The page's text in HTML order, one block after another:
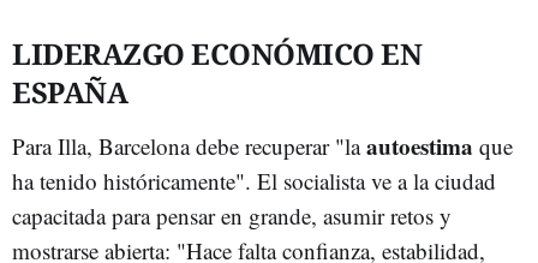
LIDERAZGO ECONÓMICO EN
ESPAÑA
Para Illa, Barcelona debe recuperar "laautoestima que
ha tenido históricamente". El socialista ve a la ciudad
capacitada para pensar en grande, asumir retos y
mostrarse abierta: "Hace falta confianza, estabilidad,